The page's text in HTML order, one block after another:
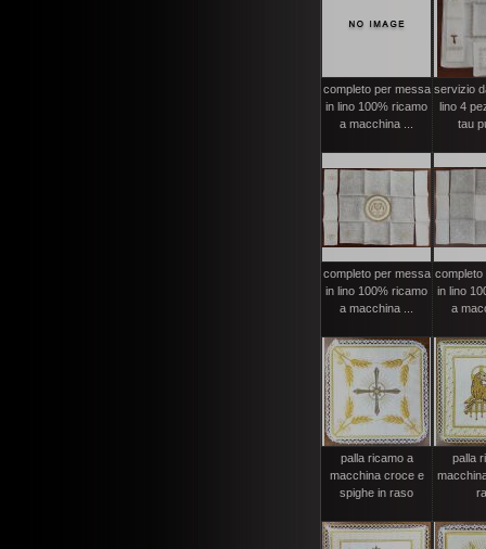
completo per messa
in lino 100% ricamo
a macchina ...
servizio
lino 4
tau
completo per messa
in lino 100% ricamo
a macchina ...
completo
in lino
a
palla ricamo a
macchina croce e
spighe in raso
palla